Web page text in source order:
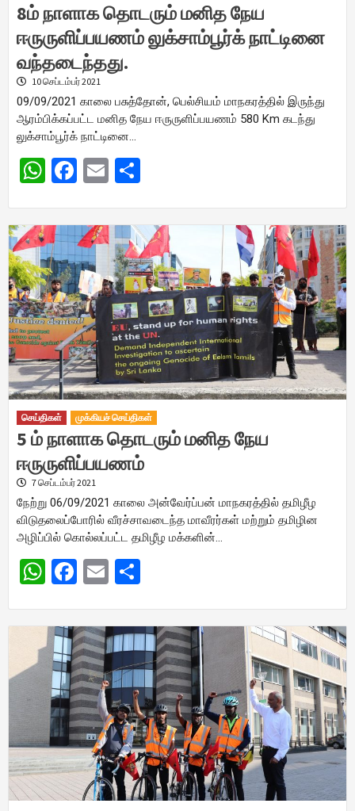
8ம் நாளாக தொடரும் மனித நேய
ஈருருளிப்பயணம் லுக்சாம்பூர்க் நாட்டினை
வந்தடைந்தது.
10 செப்டம்பர் 2021
09/09/2021 காலை பசுத்தோன், பெல்சியம் மாநகரத்தில் இருந்து
ஆரம்பிக்கப்பட்ட மனித நேய ஈருருளிப்பயணம் 580 Km கடந்து
லுக்சாம்பூர்க் நாட்டினை…
WhatsApp
Facebook
Email
செய்திகள் முக்கியச் செய்திகள்
5 ம் நாளாக தொடரும் மனித நேய
ஈருருளிப்பயணம்
7 செப்டம்பர் 2021
நேற்று 06/09/2021 காலை அன்வேர்ப்பன் மாநகரத்தில் தமிழீழ
விடுதலைப்போரில் வீரச்சாவடைந்த மாவீரர்கள் மற்றும் தமிழின
அழிப்பில் கொல்லப்பட்ட தமிழீழ மக்களின்…
WhatsApp
Facebook
Email